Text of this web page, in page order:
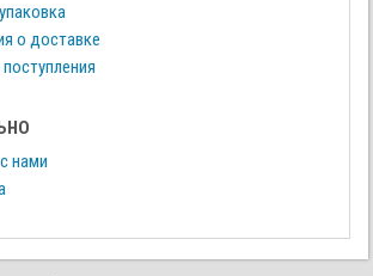
о доставке
нами